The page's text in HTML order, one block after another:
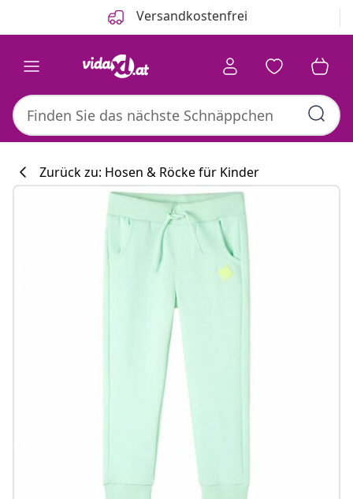
Versandkostenfrei
Zurück zu: Hosen & Röcke für Kinder